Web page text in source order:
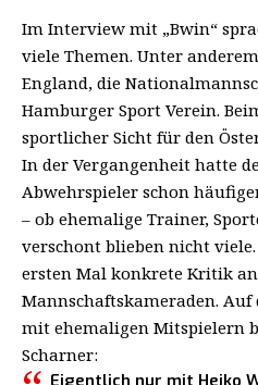
Im Interview mit „Bwin“
viele Themen. Unter
England, die
Hamburger Sport Verein.
sportlicher Sicht für den
In der Vergangenheit hatte
Abwehrspieler schon
– ob ehemalige Trainer,
verschont blieben nicht
ersten Mal konkrete Kritik
Mannschaftskameraden. Auf
mit ehemaligen Mitspielern
Scharner:
Eigentlich nur mit Heiko